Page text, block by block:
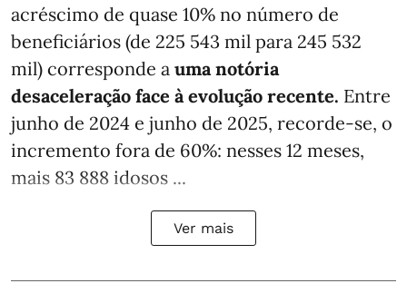
acréscimo de quase 10% no número de
beneficiários (de 225 543 mil para 245 532
mil) corresponde a uma notória
desaceleração face à evolução recente. Entre
junho de 2024 e junho de 2025, recorde-se, o
incremento fora de 60%: nesses 12 meses,
mais 83 888 idosos ...
Ver mais